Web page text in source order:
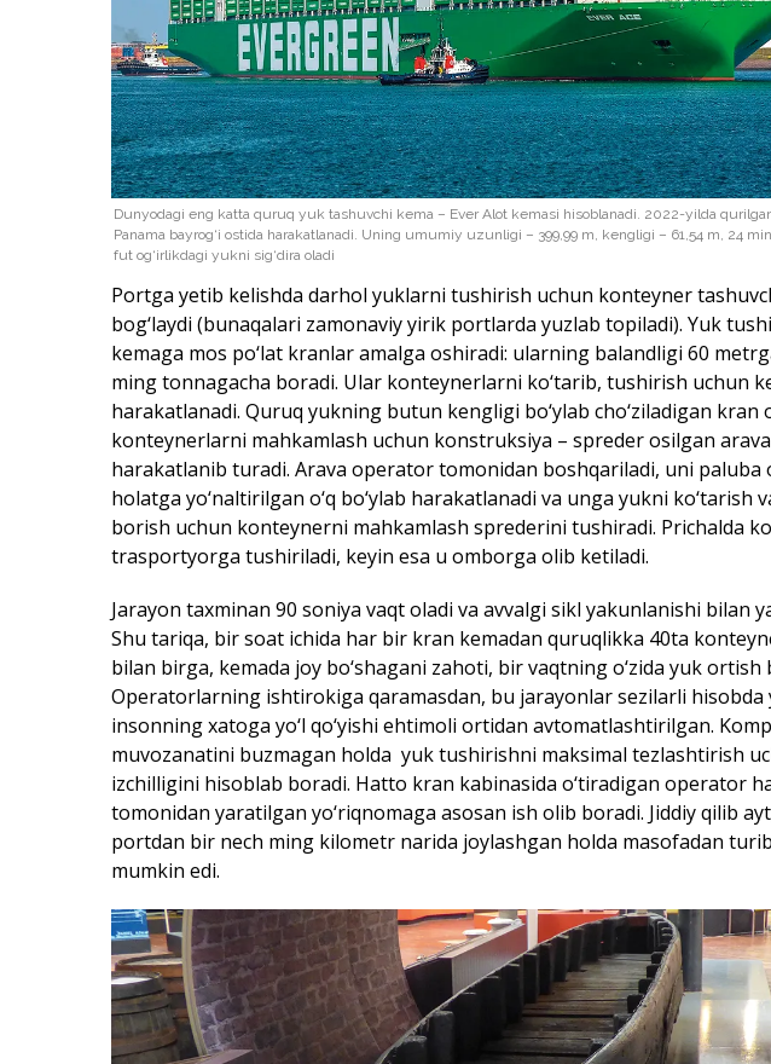
Dunyodagi eng katta quruq yuk tashuvchi kema – Ever Alot kemasi hisoblanadi. 2022-yilda
Panama bayrog‘i ostida harakatlanadi. Uning umumiy uzunligi – 399,99 m, kengligi – 61,54 m, 24
fut og‘irlikdagi yukni sig‘dira oladi
Portga yetib kelishda darhol yuklarni tushirish uchun konteyner
bog‘laydi (bunaqalari zamonaviy yirik portlarda yuzlab topiladi). Yuk
kemaga mos po‘lat kranlar amalga oshiradi: ularning balandligi 60
ming tonnagacha boradi. Ular konteynerlarni ko‘tarib, tushirish uchun
harakatlanadi. Quruq yukning butun kengligi bo‘ylab cho‘ziladigan kran
konteynerlarni mahkamlash uchun konstruksiya – spreder osilgan
harakatlanib turadi. Arava operator tomonidan boshqariladi, uni paluba
holatga yo‘naltirilgan o‘q bo‘ylab harakatlanadi va unga yukni ko‘tarish
borish uchun konteynerni mahkamlash sprederini tushiradi. Prichalda
trasportyorga tushiriladi, keyin esa u omborga olib ketiladi.
Jarayon taxminan 90 soniya vaqt oladi va avvalgi sikl yakunlanishi bilan
Shu tariqa, bir soat ichida har bir kran kemadan quruqlikka 40ta
bilan birga, kemada joy bo‘shagani zahoti, bir vaqtning o‘zida yuk ortish
Operatorlarning ishtirokiga qaramasdan, bu jarayonlar sezilarli hisobda
insonning xatoga yo‘l qo‘yishi ehtimoli ortidan avtomatlashtirilgan.
muvozanatini buzmagan holda yuk tushirishni maksimal tezlashtirish
izchilligini hisoblab boradi. Hatto kran kabinasida o‘tiradigan operator
tomonidan yaratilgan yo‘riqnomaga asosan ish olib boradi. Jiddiy qilib
portdan bir nech ming kilometr narida joylashgan holda masofadan
mumkin edi.